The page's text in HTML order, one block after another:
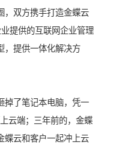
，双方携手打造金蝶云
提供的互联网企业管理
，提供一体化解决方
掉了笔记本电脑，凭一
云端；三年前的，金蝶
蝶云和客户一起冲上云